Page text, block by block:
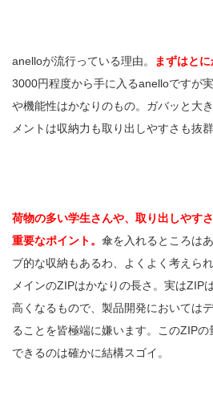
anelloが流行っている理由。
まずはと
3000円程度から手に入るanelloですが
や機能性はかなりのもの。ガバッと大
メントは収納力も取り出しやすさも抜群
荷物の多い学生さんや、取り出しやす
重要なポイント。 傘を入れるところは
ブ的な収納もあるわ、よくよく考えら
メインのZIPはかなりの長さ。実はZIP
高くなるもので、製品開発においては
ることを皆極端に嫌います。このZIP
できるのは確かに結構スゴイ。